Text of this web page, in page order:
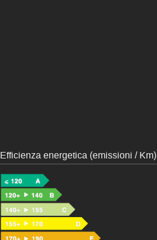
Efficienza energetica (emissioni / Km)